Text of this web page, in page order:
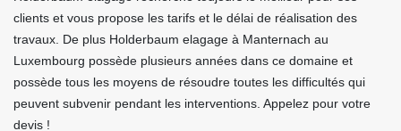
clients et vous propose les tarifs et le délai de réalisation des
travaux. De plus Holderbaum elagage à Manternach au
Luxembourg possède plusieurs années dans ce domaine et
possède tous les moyens de résoudre toutes les difficultés qui
peuvent subvenir pendant les interventions. Appelez pour votre
devis !